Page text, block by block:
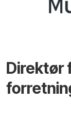
Direktør